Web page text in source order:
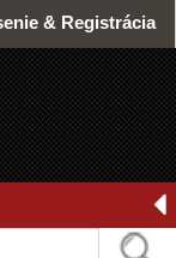
& Registrácia